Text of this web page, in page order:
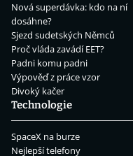
Nová superdávka: kdo na ní
dosáhne?
Sjezd sudetských Němců
Proč vláda zavádí EET?
Padni komu padni
Výpověď z práce vzor
Divoký kačer
Technologie
SpaceX na burze
Nejlepší telefony